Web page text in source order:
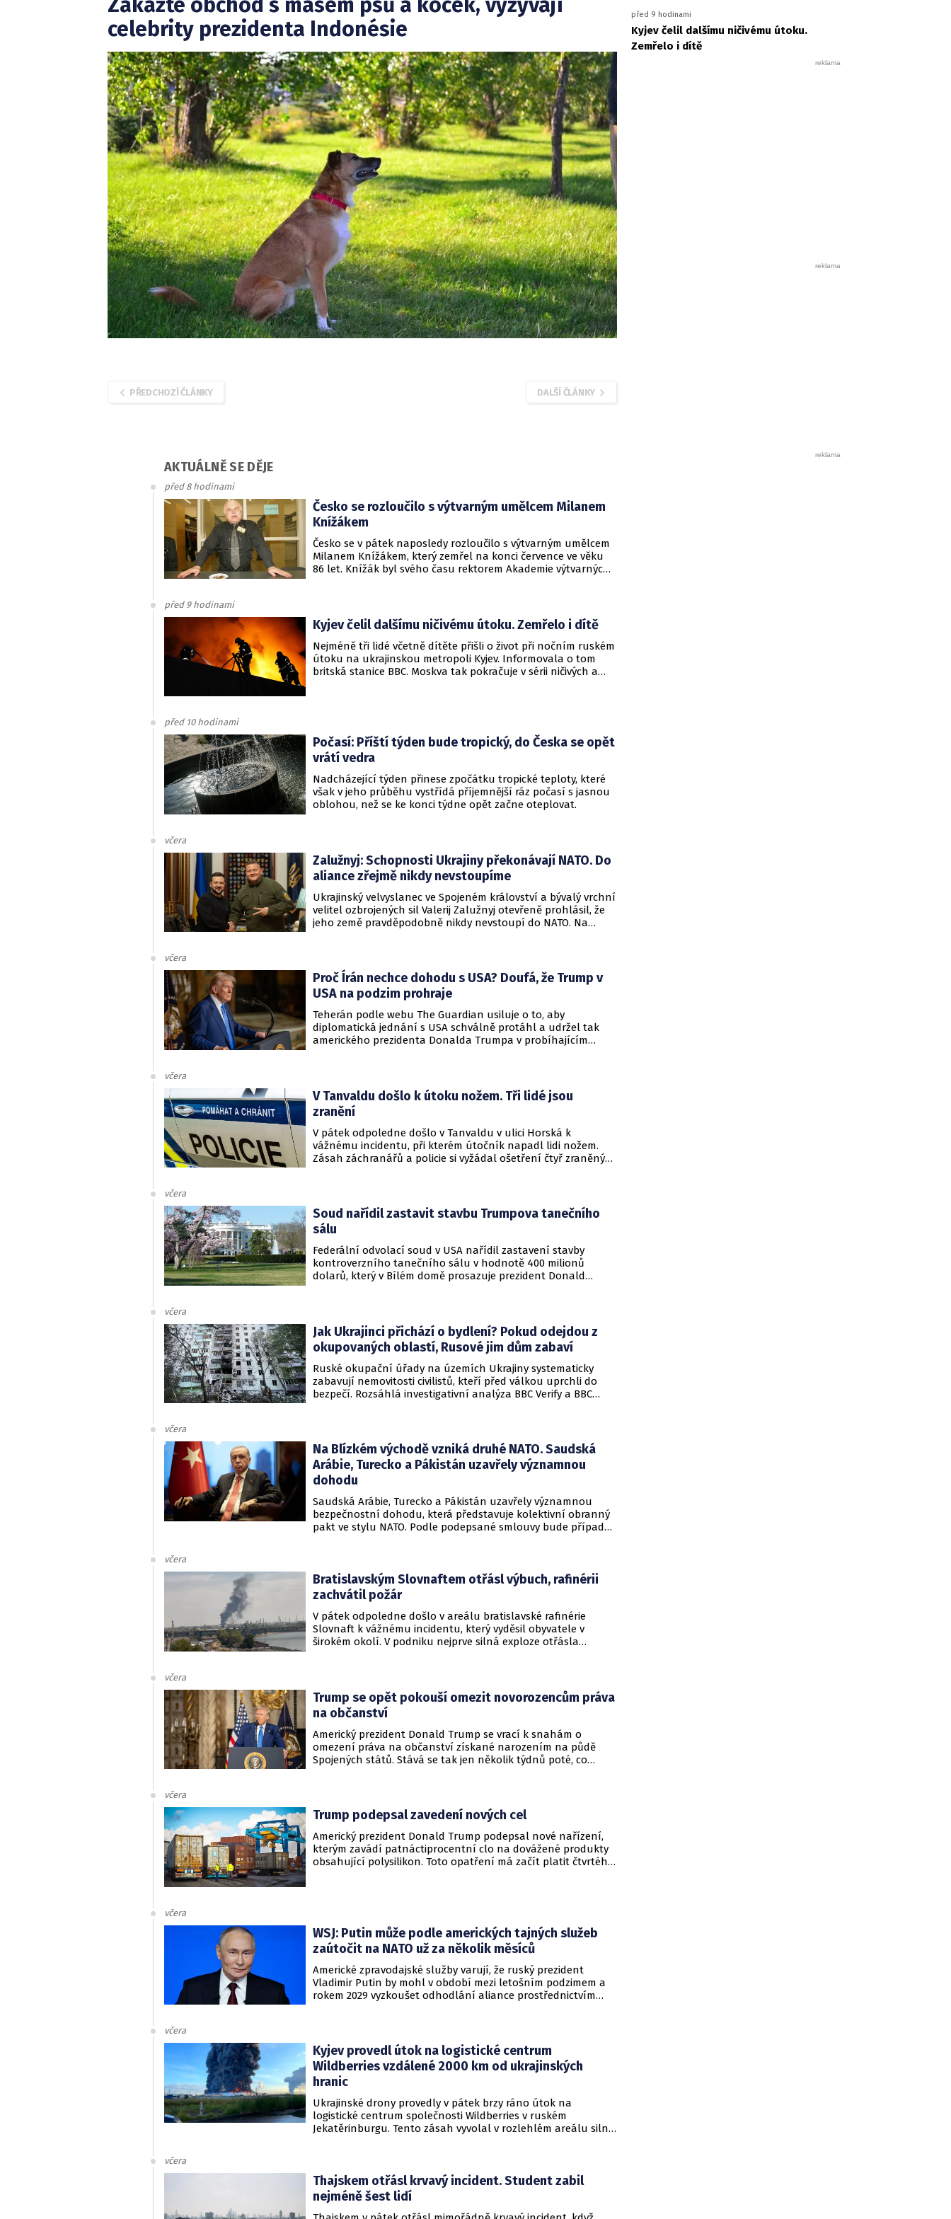
celebrity prezidenta Indonésie
PŘEDCHOZÍ ČLÁNKY DALŠÍ ČLÁNKY
před 9 hodinami
Kyjev čelil dalšímu ničivému útoku.
Zemřelo i dítě
AKTUÁLNĚ SE DĚJE
před 8 hodinami
Česko se rozloučilo s výtvarným umělcem Milanem
Knížákem
Česko se v pátek naposledy rozloučilo s výtvarným umělcem
Milanem Knížákem, který zemřel na konci července ve věku
86 let. Knížák byl svého času rektorem Akademie výtvarných
před 9 hodinami
Kyjev čelil dalšímu ničivému útoku. Zemřelo i dítě
Nejméně tři lidé včetně dítěte přišli o život při nočním ruském
útoku na ukrajinskou metropoli Kyjev. Informovala o tom
britská stanice BBC. Moskva tak pokračuje v sérii ničivých a
před 10 hodinami
Počasí: Příští týden bude tropický, do Česka se opět
vrátí vedra
Nadcházející týden přinese zpočátku tropické teploty, které
však v jeho průběhu vystřídá příjemnější ráz počasí s jasnou
oblohou, než se ke konci týdne opět začne oteplovat.
včera
Zalužnyj: Schopnosti Ukrajiny překonávají NATO. Do
aliance zřejmě nikdy nevstoupíme
Ukrajinský velvyslanec ve Spojeném království a bývalý vrchní
velitel ozbrojených sil Valerij Zalužnyj otevřeně prohlásil, že
jeho země pravděpodobně nikdy nevstoupí do NATO. Na
nedosažitelné.
včera
Proč Írán nechce dohodu s USA? Doufá, že Trump v
USA na podzim prohraje
Teherán podle webu The Guardian usiluje o to, aby
diplomatická jednání s USA schválně protáhl a udržel tak
amerického prezidenta Donalda Trumpa v probíhajícím
rukojmími za prezidenta Jimmyho Cartera.
včera
V Tanvaldu došlo k útoku nožem. Tři lidé jsou
zranění
V pátek odpoledne došlo v Tanvaldu v ulici Horská k
vážnému incidentu, při kterém útočník napadl lidi nožem.
Zásah záchranářů a policie si vyžádal ošetření čtyř zraněných
včera
Soud nařídil zastavit stavbu Trumpova tanečního
sálu
Federální odvolací soud v USA nařídil zastavení stavby
kontroverzního tanečního sálu v hodnotě 400 milionů
dolarů, který v Bílém domě prosazuje prezident Donald
včera
Jak Ukrajinci přichází o bydlení? Pokud odejdou z
okupovaných oblastí, Rusové jim dům zabaví
Ruské okupační úřady na územích Ukrajiny systematicky
zabavují nemovitosti civilistů, kteří před válkou uprchli do
bezpečí. Rozsáhlá investigativní analýza BBC Verify a BBC
včera
Na Blízkém východě vzniká druhé NATO. Saudská
Arábie, Turecko a Pákistán uzavřely významnou
dohodu
Saudská Arábie, Turecko a Pákistán uzavřely významnou
bezpečnostní dohodu, která představuje kolektivní obranný
pakt ve stylu NATO. Podle podepsané smlouvy bude případný
včera
Bratislavským Slovnaftem otřásl výbuch, rafinérii
zachvátil požár
V pátek odpoledne došlo v areálu bratislavské rafinérie
Slovnaft k vážnému incidentu, který vyděsil obyvatele v
širokém okolí. V podniku nejprve silná exploze otřásla
včera
Trump se opět pokouší omezit novorozencům práva
na občanství
Americký prezident Donald Trump se vrací k snahám o
omezení práva na občanství získané narozením na půdě
Spojených států. Stává se tak jen několik týdnů poté, co
včera
Trump podepsal zavedení nových cel
Americký prezident Donald Trump podepsal nové nařízení,
kterým zavádí patnáctiprocentní clo na dovážené produkty
obsahující polysilikon. Toto opatření má začít platit čtvrtého
včera
WSJ: Putin může podle amerických tajných služeb
zaútočit na NATO už za několik měsíců
Americké zpravodajské služby varují, že ruský prezident
Vladimir Putin by mohl v období mezi letošním podzimem a
rokem 2029 vyzkoušet odhodlání aliance prostřednictvím
přicházejí v době, kdy Moskva čelí rostoucímu tlaku kvůli
situaci na ukrajinské frontě. Masivní škody, které ukrajinské
drony způsobují ruskému zázemí, totiž Kreml zahnaly do
kouta.
včera
Kyjev provedl útok na logistické centrum
Wildberries vzdálené 2000 km od ukrajinských
hranic
Ukrajinské drony provedly v pátek brzy ráno útok na
logistické centrum společnosti Wildberries v ruském
Jekatěrinburgu. Tento zásah vyvolal v rozlehlém areálu silný
RWB, který řídí veškeré logistické operace.
včera
Thajskem otřásl krvavý incident. Student zabil
nejméně šest lidí